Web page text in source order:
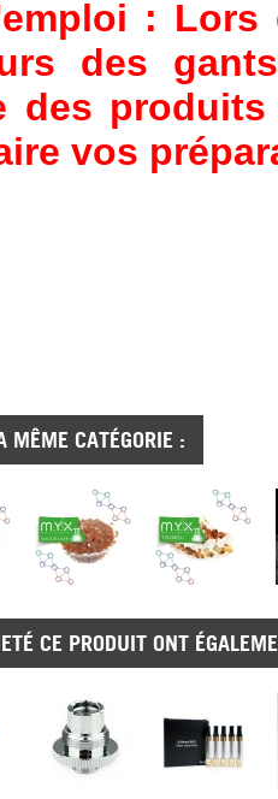
:
des
des
vos
MÊME CATÉGORIE :
CE PRODUIT ONT